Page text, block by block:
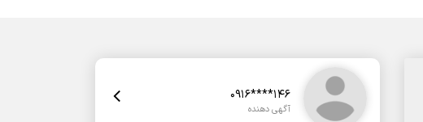
0916****146
آگهی دهنده